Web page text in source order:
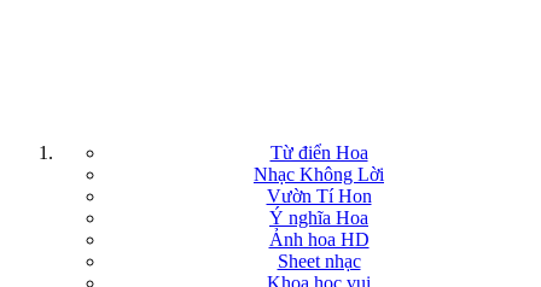
Từ điển Hoa
Nhạc Không Lời
Vườn Tí Hon
Ý nghĩa Hoa
Ảnh hoa HD
Sheet nhạc
Khoa học vui